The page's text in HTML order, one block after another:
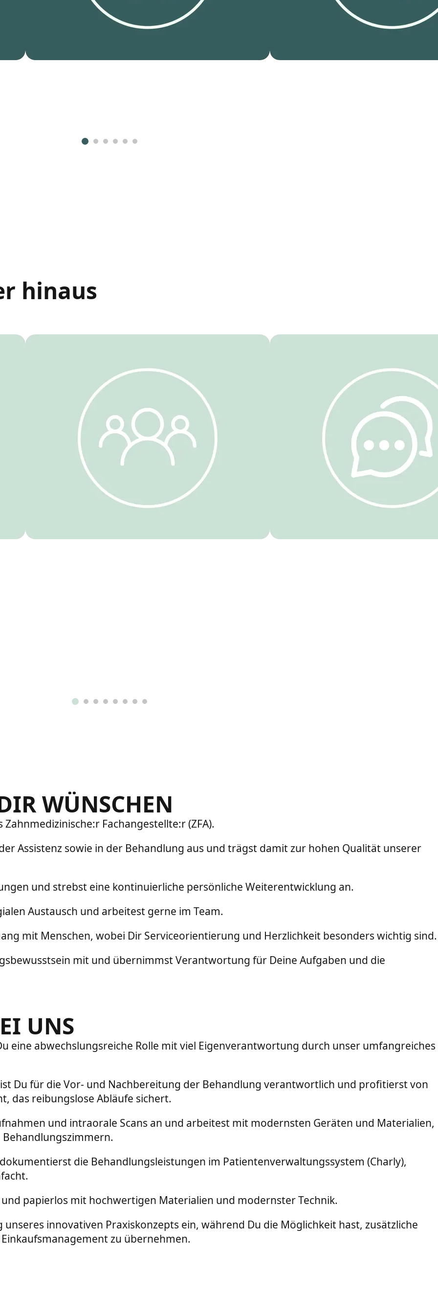
hinaus
WÜNSCHEN
Fachangestellte:r (ZFA).
Assistenz sowie in der Behandlung aus und trägst damit zur hohen Qualität unserer
und strebst eine kontinuierliche persönliche Weiterentwicklung an.
Austausch und arbeitest gerne im Team.
mit Menschen, wobei Dir Serviceorientierung und Herzlichkeit besonders wichtig sind.
mit und übernimmst Verantwortung für Deine Aufgaben und die
UNS
eine abwechslungsreiche Rolle mit viel Eigenverantwortung durch unser umfangreiches
Du für die Vor- und Nachbereitung der Behandlung verantwortlich und profitierst von
das reibungslose Abläufe sichert.
und intraorale Scans an und arbeitest mit modernsten Geräten und Materialien,
die Behandlungsleistungen im Patientenverwaltungssystem (Charly),
papierlos mit hochwertigen Materialien und modernster Technik.
innovativen Praxiskonzepts ein, während Du die Möglichkeit hast, zusätzliche
zu übernehmen.